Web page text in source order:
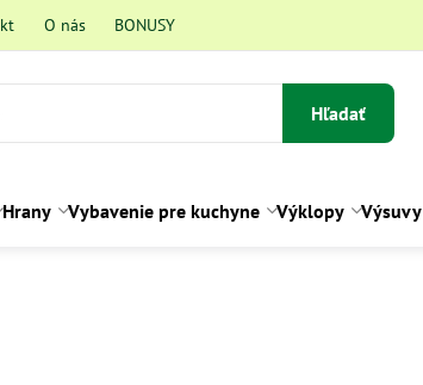
O nás BONUSY
Hľadať
Hrany Vybavenie pre kuchyne Výklopy Výsuvy